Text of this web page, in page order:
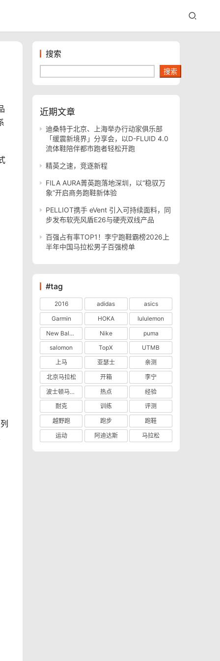
搜索
搜索
近期文章
迪桑特于北京、上海举办行动家俱乐部
「缓震新境界」分享会，以D-FLUID 4.0
流体鞋陪伴都市跑者轻松开跑
精英之速，竞逐新程
FILA AURA菁英跑落地深圳，以“稳驭万
象”开启商务跑鞋新体验
PELLIOT携手 eVent 引入可持续面料，同
步发布软壳风盾E26与硬壳双线产品
百强占有率TOP1！李宁跑鞋霸榜2026上
半年中国马拉松男子百强榜单
#tag
2016 adidas
asics
Garmin
HOKA
lululemon
New Balance
Nike
puma
salomon
TopX
UTMB
上马
亚瑟士
亲测
北京马拉松
开箱
李宁
波士顿马拉松
热点
经验
耐克
训练
评测
越野跑
跑步
跑鞋
运动
阿迪达斯 马拉松